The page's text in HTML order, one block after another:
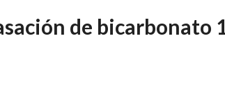
de bicarbonato